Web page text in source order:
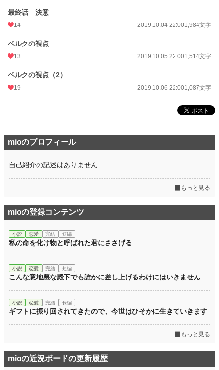
最終話 決意
14 2019.10.04 22:001,984文字
ベルクの視点
13 2019.10.05 22:001,514文字
ベルクの視点（2）
19 2019.10.06 22:001,087文字
mioのプロフィール
自己紹介の記述はありません
もっと見る
mioの登録コンテンツ
小説 恋愛 完結 短編
私の命を化け物と呼ばれた君にささげる
小説 恋愛 完結 短編
こんな意地悪な殿下でも誰かに差し上げるわけにはいきません
小説 恋愛 完結 長編
ギフトに振り回されてきたので、今世はひそかに生きていきます
もっと見る
mioの近況ボードの更新履歴